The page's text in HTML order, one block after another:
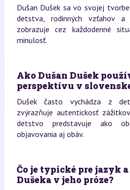
Dušan Dušek sa vo svojej
detstva, rodinných vzťahov
zobrazuje cez každodenné
minulosť.
Ako Dušan Dušek
perspektívu v
Dušek často vychádza z
zvýrazňuje autentickosť
detstvo predstavuje ako
objavovania aj obáv.
Čo je typické pre jazyk
Dušeka v jeho próze?